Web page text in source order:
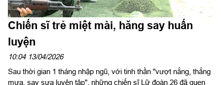
Chiến sĩ trẻ miệt mài, hăng say huấn
luyện
10:04 13/04/2026
Sau thời gian 1 tháng nhập ngũ, với tinh thần "vượt nắng, thắng
mưa, say sưa luyện tập", những chiến sĩ Lữ đoàn 26 đã quen